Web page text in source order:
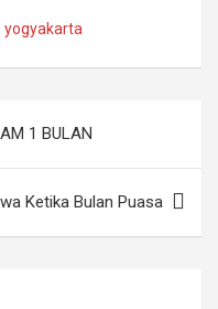
yogyakarta
1 BULAN
Ketika Bulan Puasa